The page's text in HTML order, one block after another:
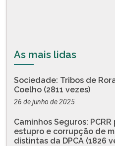
As mais lidas
Sociedade: Tribos de
Coelho (2811 vezes)
26 de junho de 2025
Caminhos Seguros:
estupro e corrupção de
distintas da DPCA (1826